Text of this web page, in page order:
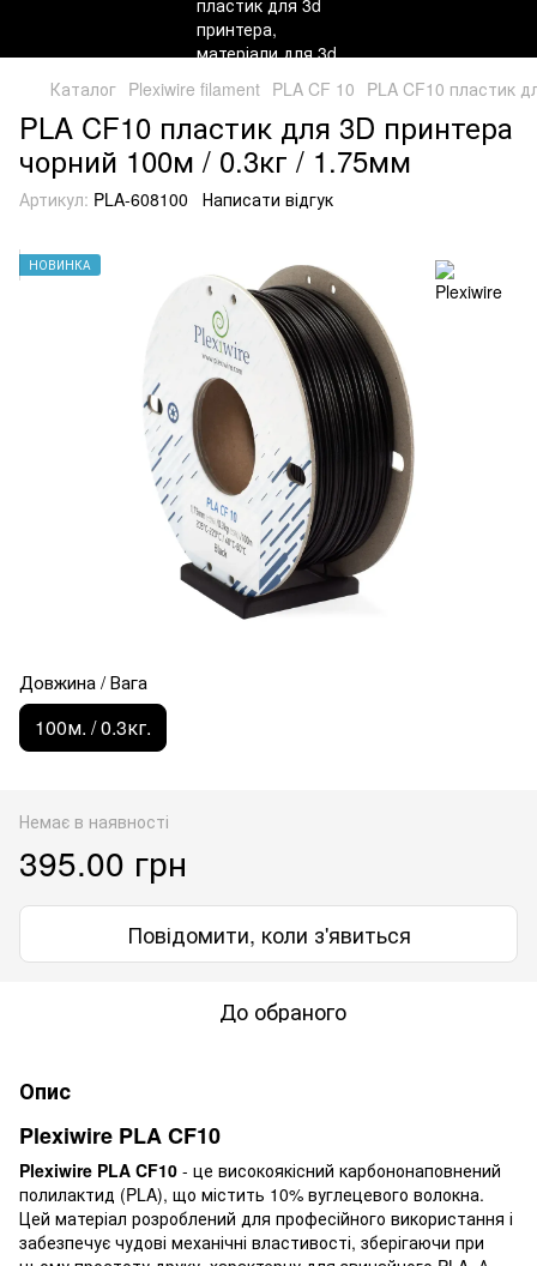
Каталог Plexiwire filament PLA CF 10 PLA CF10 пластик
PLA CF10 пластик для 3D принтера
чорний 100м / 0.3кг / 1.75мм
Артикул: PLA-608100 Написати відгук
НОВИНКА
Довжина / Вага
100м. / 0.3кг.
Немає в наявності
395.00 грн
Повідомити, коли з'явиться
До обраного
Опис
Plexiwire PLA CF10
Plexiwire PLA CF10 - це високоякісний карбононаповнений
полилактид (PLA), що містить 10% вуглецевого волокна.
Цей матеріал розроблений для професійного використання і
забезпечує чудові механічні властивості, зберігаючи при